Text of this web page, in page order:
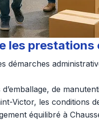
les prestations
démarches
de
Victor, les conditions
équilibré à